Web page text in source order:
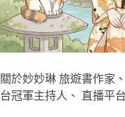
關於妙妙琳 旅遊書作家
台冠軍主持人、 直播平